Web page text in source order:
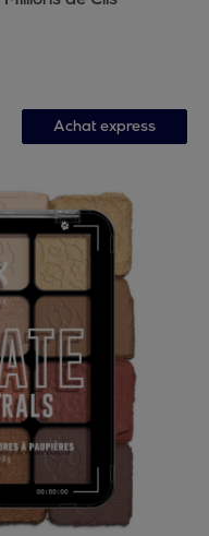
Achat express